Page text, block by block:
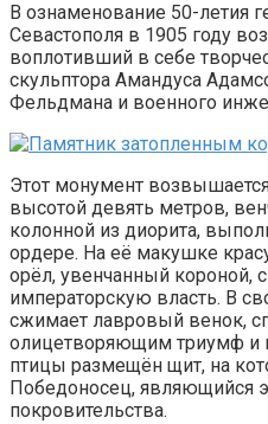
В ознаменование 50-летия
Севастополя в 1905 году
воплотивший в себе
скульптора Амандуса
Фельдмана и военного
Этот монумент
высотой девять метров,
колонной из диорита,
ордере. На её макушке
орёл, увенчанный короной,
императорскую власть. В
сжимает лавровый венок,
олицетворяющим триумф и
птицы размещён щит, на
Победоносец, являющийся
покровительства.